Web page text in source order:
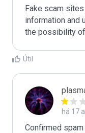
Fake scam
information and
the possibility
Útil
há 17
Confirmed